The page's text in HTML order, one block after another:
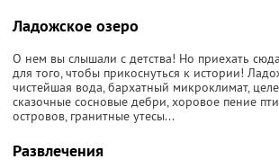
Ладожское озеро
О нем вы слышали с детства! Но приехать
для того, чтобы прикоснуться к истории!
чистейшая вода, бархатный микроклимат,
сказочные сосновые дебри, хоровое пение
островов, гранитные утесы...
Развлечения